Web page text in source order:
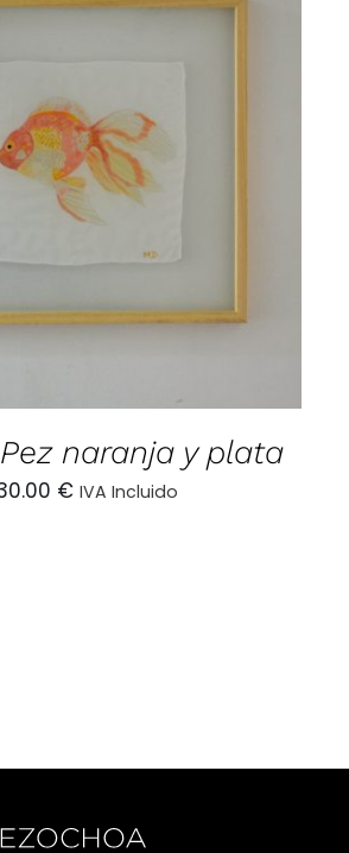
AL CARRITO /
naranja y plata
€ IVA Incluido